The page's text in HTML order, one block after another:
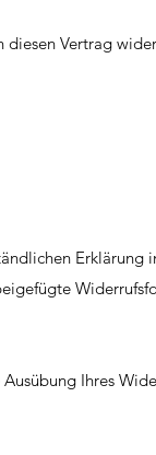
diesen Vertrag
Erklärung
Ihres